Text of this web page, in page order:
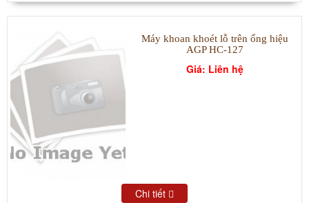
Máy khoan khoét lỗ trên ống hiệu
AGP HC-127
Giá: Liên hệ
Chi tiết